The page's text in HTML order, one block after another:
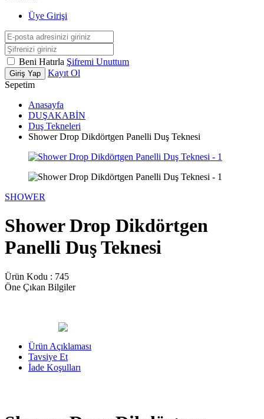
Üye Girişi
Beni Hatırla Şifremi Unuttum
Giriş Yap
Kayıt Ol
Sepetim
Anasayfa
DUŞAKABİN
Duş Tekneleri
Shower Drop Dikdörtgen Panelli Duş Teknesi
SHOWER
Shower Drop Dikdörtgen
Panelli Duş Teknesi
Ürün Kodu : 745
Öne Çıkan Bilgiler
Ürün Açıklaması
Tavsiye Et
İade Koşulları